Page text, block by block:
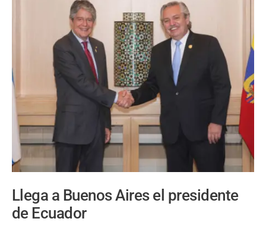
Llega a Buenos Aires el presidente
de Ecuador